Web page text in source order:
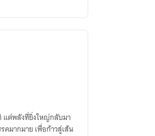
แต่พลังที่ยิ่งใหญ่กลับมา
คมากมาย เพื่อก้าวสู่เส้น